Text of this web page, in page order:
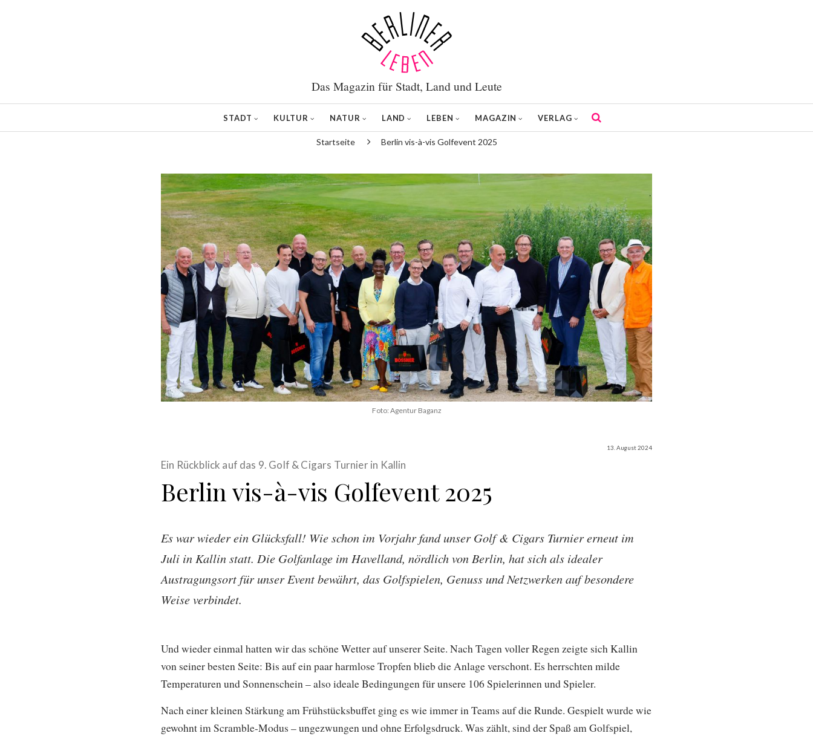
Das Magazin für Stadt, Land und Leute
STADT KULTUR NATUR LAND LEBEN MAGAZIN VERLAG
Startseite Berlin vis-à-vis Golfevent 2025
Foto: Agentur Baganz
13. August 2024
Ein Rückblick auf das 9. Golf & Cigars Turnier in Kallin
Berlin vis-à-vis Golfevent 2025
Es war wieder ein Glücksfall! Wie schon im Vorjahr fand unser Golf & Cigars Turnier erneut im
Juli in Kallin statt. Die Golfanlage im Havelland, nördlich von Berlin, hat sich als idealer
Austragungsort für unser Event bewährt, das Golfspielen, Genuss und Netzwerken auf besondere
Weise verbindet.
Und wieder einmal hatten wir das schöne Wetter auf unserer Seite. Nach Tagen voller Regen zeigte sich Kallin
von seiner besten Seite: Bis auf ein paar harmlose Tropfen blieb die Anlage verschont. Es herrschten milde
Temperaturen und Sonnenschein – also ideale Bedingungen für unsere 106 Spielerinnen und Spieler.
Nach einer kleinen Stärkung am Frühstücksbuffet ging es wie immer in Teams auf die Runde. Gespielt wurde wie
gewohnt im Scramble-Modus – ungezwungen und ohne Erfolgsdruck. Was zählt, sind der Spaß am Golfspiel,